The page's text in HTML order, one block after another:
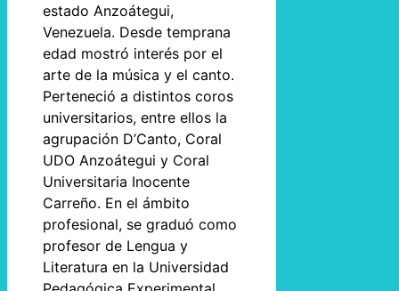
estado Anzoátegui,
Venezuela. Desde temprana
edad mostró interés por el
arte de la música y el canto.
Perteneció a distintos coros
universitarios, entre ellos la
agrupación D’Canto, Coral
UDO Anzoátegui y Coral
Universitaria Inocente
Carreño. En el ámbito
profesional, se graduó como
profesor de Lengua y
Literatura en la Universidad